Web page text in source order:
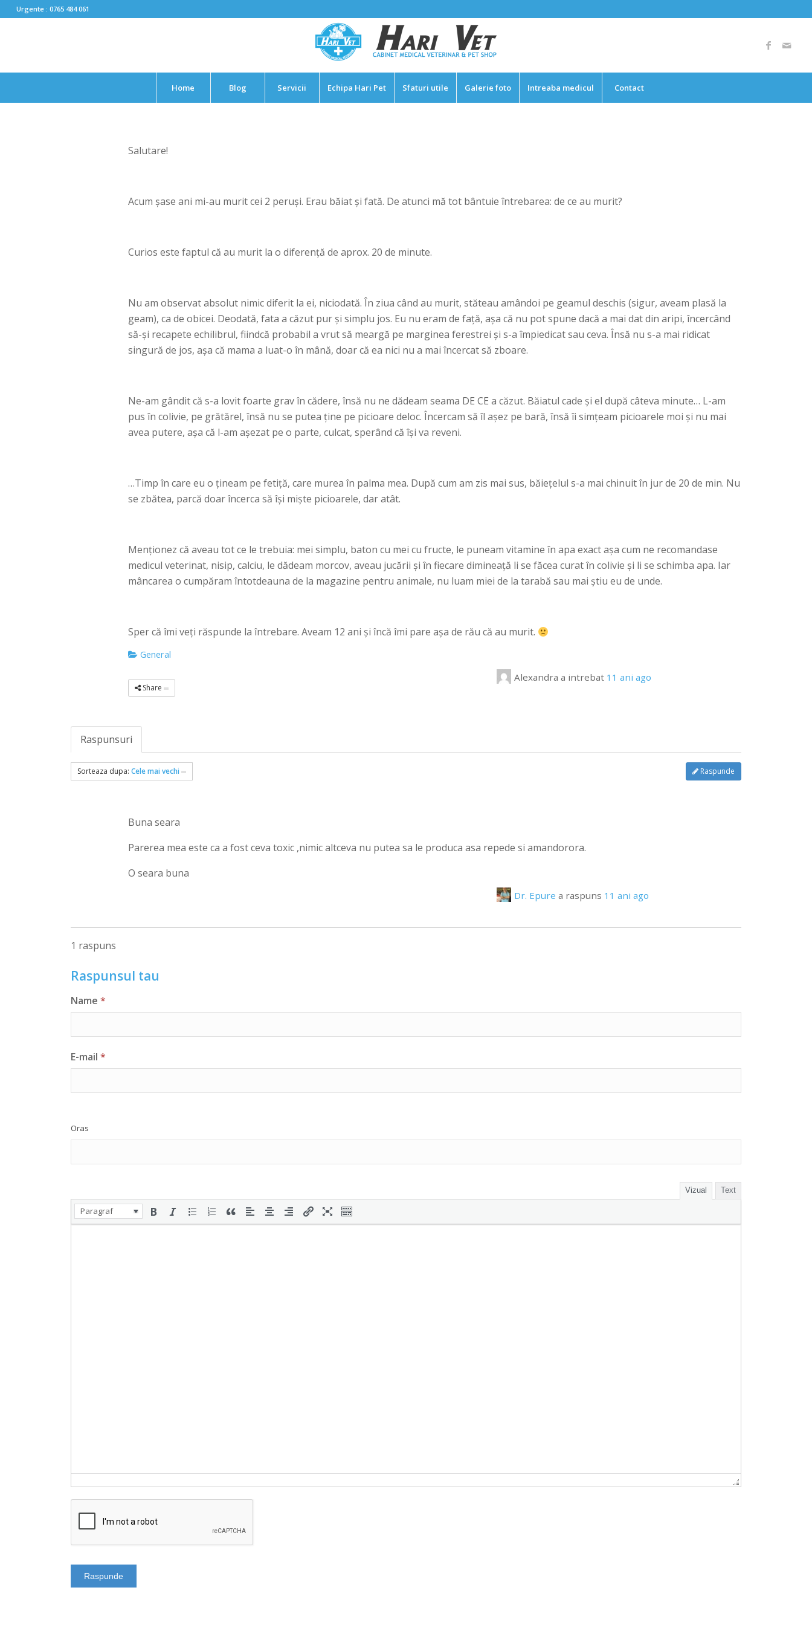
Urgente : 0765 484 061
Home Blog Servicii Echipa Hari Pet Sfaturi utile Galerie foto Intreaba medicul Contact
Salutare!
Acum şase ani mi-au murit cei 2 peruşi. Erau băiat şi fată. De atunci mă tot bântuie întrebarea: de ce au murit?
Curios este faptul că au murit la o diferenţă de aprox. 20 de minute.
Nu am observat absolut nimic diferit la ei, niciodată. În ziua când au murit, stăteau amândoi pe geamul deschis (sigur, aveam plasă la
geam), ca de obicei. Deodată, fata a căzut pur şi simplu jos. Eu nu eram de faţă, aşa că nu pot spune dacă a mai dat din aripi, încercând
să-şi recapete echilibrul, fiindcă probabil a vrut să meargă pe marginea ferestrei şi s-a împiedicat sau ceva. Însă nu s-a mai ridicat
singură de jos, aşa că mama a luat-o în mână, doar că ea nici nu a mai încercat să zboare.
Ne-am gândit că s-a lovit foarte grav în cădere, însă nu ne dădeam seama DE CE a căzut. Băiatul cade şi el după câteva minute… L-am
pus în colivie, pe grătărel, însă nu se putea ţine pe picioare deloc. Încercam să îl aşez pe bară, însă îi simţeam picioarele moi şi nu mai
avea putere, aşa că l-am aşezat pe o parte, culcat, sperând că îşi va reveni.
…Timp în care eu o ţineam pe fetiţă, care murea în palma mea. După cum am zis mai sus, băieţelul s-a mai chinuit în jur de 20 de min. Nu
se zbătea, parcă doar încerca să îşi mişte picioarele, dar atât.
Menţionez că aveau tot ce le trebuia: mei simplu, baton cu mei cu fructe, le puneam vitamine în apa exact aşa cum ne recomandase
medicul veterinat, nisip, calciu, le dădeam morcov, aveau jucării şi în fiecare dimineaţă li se făcea curat în colivie şi li se schimba apa. Iar
mâncarea o cumpăram întotdeauna de la magazine pentru animale, nu luam miei de la tarabă sau mai ştiu eu de unde.
Sper că îmi veţi răspunde la întrebare. Aveam 12 ani şi încă îmi pare aşa de rău că au murit.
General
Share
Alexandra a intrebat 11 ani ago
Raspunsuri
Sorteaza dupa:Cele mai vechi Raspunde
Buna seara
Parerea mea este ca a fost ceva toxic ,nimic altceva nu putea sa le produca asa repede si amandorora.
O seara buna
Dr. Epure a raspuns 11 ani ago
1 raspuns
Raspunsul tau
Name *
E-mail *
Oras
Vizual Text
Paragraf